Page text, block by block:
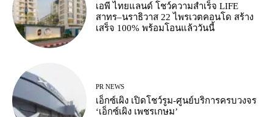
เอพี ไทยแลนด์ โชว์ความสำเร็จ LIFE
สาทร–นราธิวาส 22 ไพรเวตคอนโด สร้าง
เสร็จ 100% พร้อมโอนแล้ววันนี้
PR NEWS
เอ็กซ์เผิง เปิดโชว์รูม-ศูนย์บริการครบวงจร
‘เอ็กซ์เผิง เพชรเกษม’